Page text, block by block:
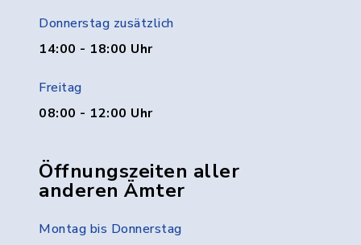
Donnerstag zusätzlich
14:00 - 18:00 Uhr
Freitag
08:00 - 12:00 Uhr
Öffnungszeiten aller
anderen Ämter
Montag bis Donnerstag